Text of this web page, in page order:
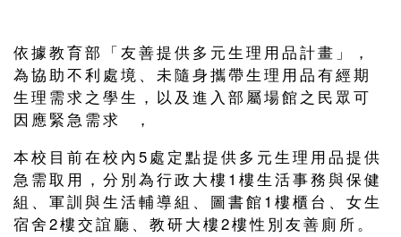
依據教育部「友善提供多元生理用品計畫」，
為協助不利處境、未隨身攜帶生理用品有經期
生理需求之學生，以及進入部屬場館之民眾可
因應緊急需求 ，
本校目前在校內5處定點提供多元生理用品提供
急需取用，分別為行政大樓1樓生活事務與保健
組、軍訓與生活輔導組、圖書館1樓櫃台、女生
宿舍2樓交誼廳、教研大樓2樓性別友善廁所。